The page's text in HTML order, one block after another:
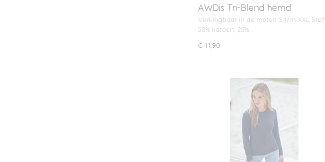
AWDis Tri-Blend hemd
Verkrijgbaar in de maten S t/m XXL Stof:
50% katoen, 25%…
€ 11,90